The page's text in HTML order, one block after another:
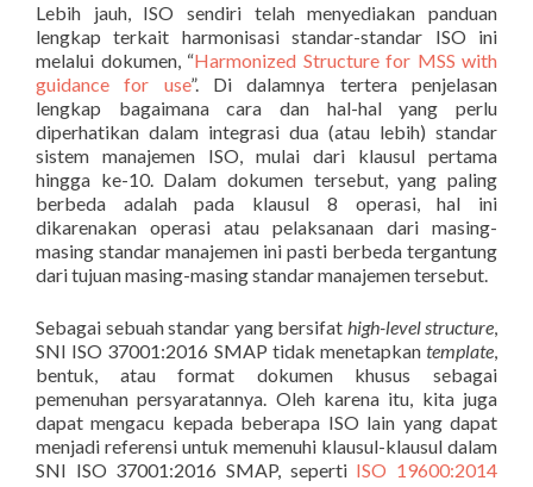
Lebih jauh, ISO sendiri telah menyediakan panduan
lengkap terkait harmonisasi standar-standar ISO ini
melalui dokumen, “Harmonized Structure for MSS with
guidance for use”. Di dalamnya tertera penjelasan
lengkap bagaimana cara dan hal-hal yang perlu
diperhatikan dalam integrasi dua (atau lebih) standar
sistem manajemen ISO, mulai dari klausul pertama
hingga ke-10. Dalam dokumen tersebut, yang paling
berbeda adalah pada klausul 8 operasi, hal ini
dikarenakan operasi atau pelaksanaan dari masing-
masing standar manajemen ini pasti berbeda tergantung
dari tujuan masing-masing standar manajemen tersebut.
Sebagai sebuah standar yang bersifat high-level structure,
SNI ISO 37001:2016 SMAP tidak menetapkan template,
bentuk, atau format dokumen khusus sebagai
pemenuhan persyaratannya. Oleh karena itu, kita juga
dapat mengacu kepada beberapa ISO lain yang dapat
menjadi referensi untuk memenuhi klausul-klausul dalam
SNI ISO 37001:2016 SMAP, seperti ISO 19600:2014